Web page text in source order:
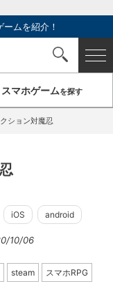
ムを紹介！
スマホゲームを探す
ション対魔忍
iOS android
10/06
steam スマホRPG